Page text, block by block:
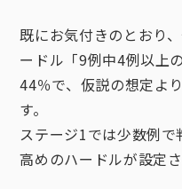
既にお気付きのとおり
ードル「9例中4例以上
44％で、仮説の想定よ
す。
ステージ1では少数例
高めのハードルが設定さ